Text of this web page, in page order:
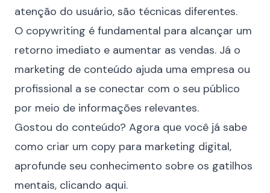
atenção do usuário, são técnicas diferentes.
O copywriting é fundamental para alcançar um
retorno imediato e aumentar as vendas. Já o
marketing de conteúdo ajuda uma empresa ou
profissional a se conectar com o seu público
por meio de informações relevantes.
Gostou do conteúdo? Agora que você já sabe
como criar um copy para marketing digital,
aprofunde seu conhecimento sobre os gatilhos
mentais, clicando aqui.